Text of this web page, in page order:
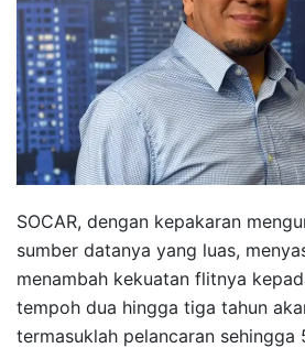
SOCAR, dengan kepakaran
sumber datanya yang luas,
menambah kekuatan flitnya
tempoh dua hingga tiga tahun
termasuklah pelancaran sehingga